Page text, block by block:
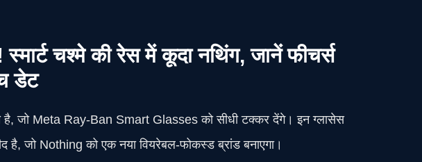
चश्मे की रेस में कूदा नथिंग, जानें फीचर्स
डेट
है, जो Meta Ray‑Ban Smart Glasses को सीधी टक्कर देंगे। इन ग्लासेस
है, जो Nothing को एक नया वियरेबल‑फोकस्ड ब्रांड बनाएगा।